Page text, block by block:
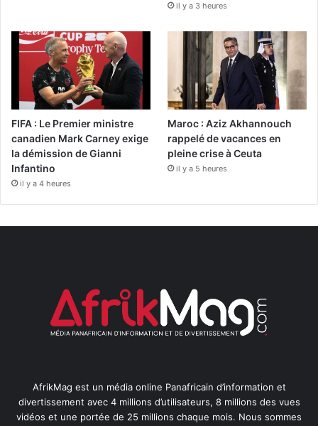
il y a 3 heures
FIFA : Le Premier ministre
canadien Mark Carney exige
la démission de Gianni
Infantino
il y a 4 heures
Maroc : Aziz Akhannouch
rappelé de vacances en
pleine crise à Ceuta
il y a 5 heures
AfrikMag est un média online Panafricain d’information et
divertissement avec 4 millions d’utilisateurs, 8 millions des vues
vidéos et une portée de 25 millions chaque mois. Nous sommes